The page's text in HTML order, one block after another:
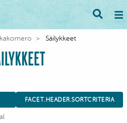
Säilykkeet
FACET.HEADER.SORTCRITERIA